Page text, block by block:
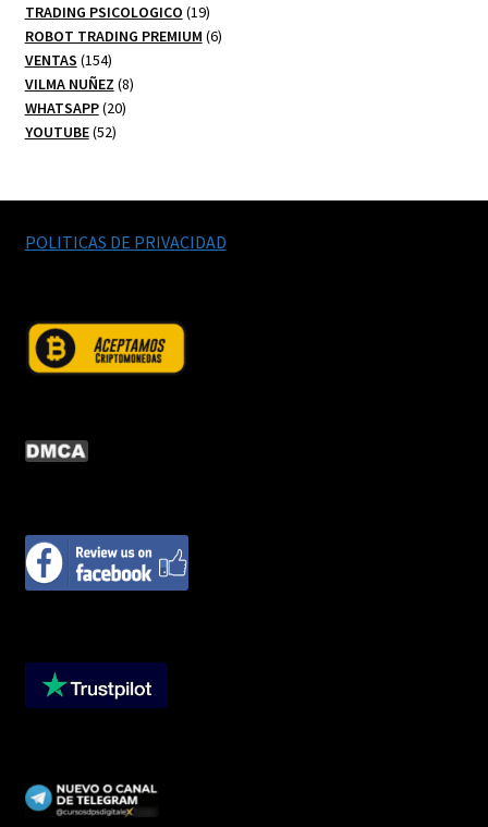
productos
TRADING PSICOLOGICO 1919
productos
ROBOT TRADING PREMIUM 66
VENTAS 154154
productos
VILMA NUÑEZ 88
WHATSAPP 2020
YOUTUBE 5252
POLITICAS DE PRIVACIDAD